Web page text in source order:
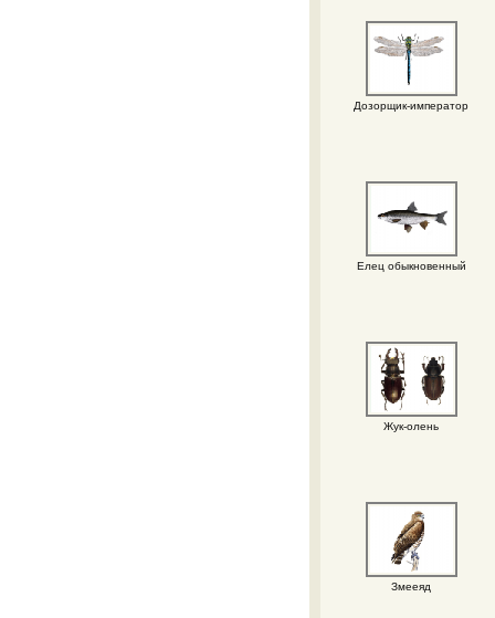
Дозорщик-император
Елец обыкновенный
Жук-олень
Змееяд